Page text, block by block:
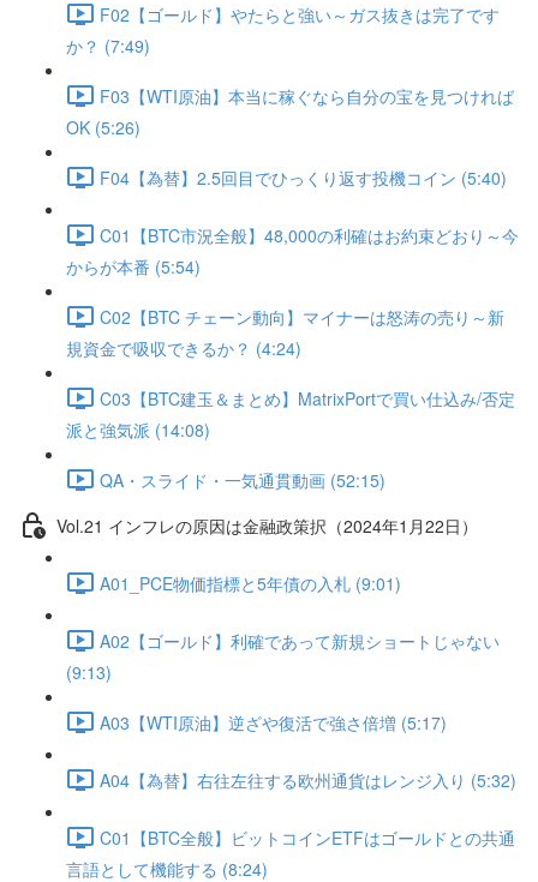
F02【ゴールド】やたらと強い～ガス抜きは完了です
か？ (7:49)
F03【WTI原油】本当に稼ぐなら自分の宝を見つければ
OK (5:26)
F04【為替】2.5回目でひっくり返す投機コイン (5:40)
C01【BTC市況全般】48,000の利確はお約束どおり～今
からが本番 (5:54)
C02【BTC チェーン動向】マイナーは怒涛の売り～新
規資金で吸収できるか？ (4:24)
C03【BTC建玉＆まとめ】MatrixPortで買い仕込み/否定
派と強気派 (14:08)
QA・スライド・一気通貫動画 (52:15)
Vol.21 インフレの原因は金融政策択（2024年1月22日）
A01_PCE物価指標と5年債の入札 (9:01)
A02【ゴールド】利確であって新規ショートじゃない
(9:13)
A03【WTI原油】逆ざや復活で強さ倍増 (5:17)
A04【為替】右往左往する欧州通貨はレンジ入り (5:32)
C01【BTC全般】ビットコインETFはゴールドとの共通
言語として機能する (8:24)